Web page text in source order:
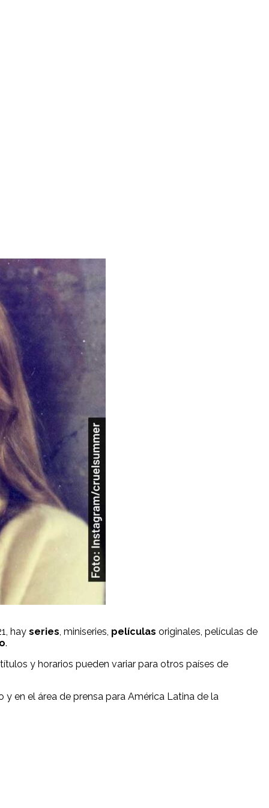
hay series , miniseries, películas originales, películas de
.
y horarios pueden variar para otros países de
en el área de prensa para América Latina de la